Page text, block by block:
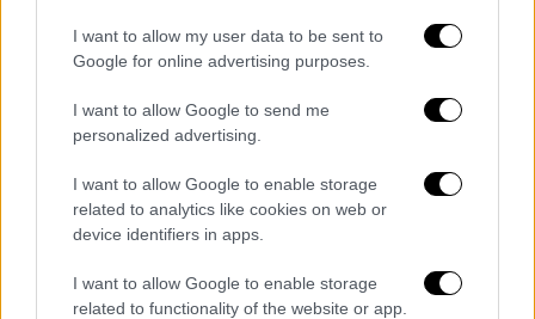
I want to allow my user data to be sent to
Google for online advertising purposes.
I want to allow Google to send me
personalized advertising.
I want to allow Google to enable storage
related to analytics like cookies on web or
device identifiers in apps.
I want to allow Google to enable storage
related to functionality of the website or app.
Η οικογένειά του ενημέρωσε σχετικά τις
αστυνομικές αρχές και σύντομα θα υπάρχει
επίσημη επιβεβαίωση